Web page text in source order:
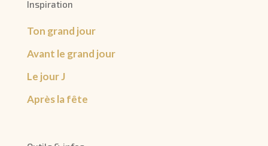
Inspiration
Ton grand jour
Avant le grand jour
Le jour J
Après la fête